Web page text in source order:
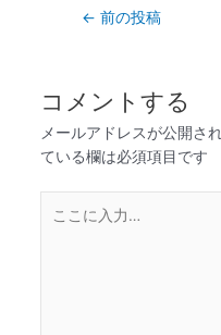
← 前の投稿
コメントする
メールアドレスが公開さ
ている欄は必須項目です